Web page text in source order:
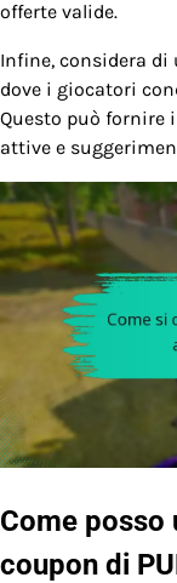
offerte valide.
Infine, considera
dove i giocatori
Questo può fornire
attive e
Come
coupon di